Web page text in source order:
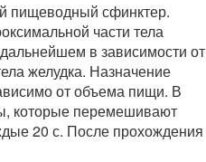
пищеводный сфинктер.
части тела
в зависимости от
желудка. Назначение
от объема пищи. В
которые перемешивают
20 с. После прохождения